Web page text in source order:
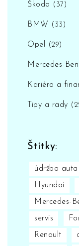
Škoda (37)
BMW (33)
Opel (29)
Mercedes-
Kariéra a
Tipy a rady
Štítky:
údržba auta
Hyundai
Mercedes-
servis
Renault